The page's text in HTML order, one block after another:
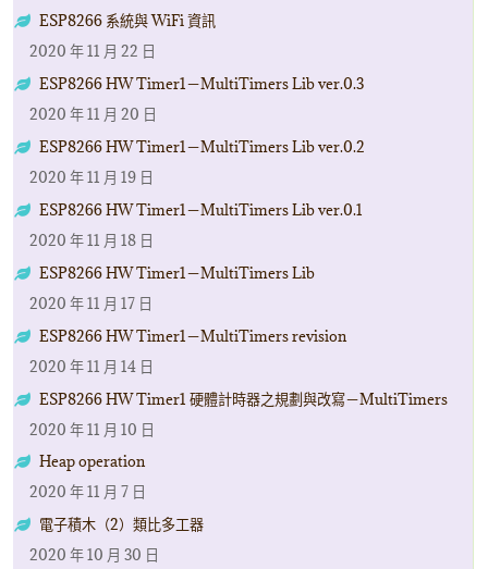
ESP8266 系統與 WiFi 資訊
2020 年 11 月 22 日
ESP8266 HW Timer1－MultiTimers Lib ver.0.3
2020 年 11 月 20 日
ESP8266 HW Timer1－MultiTimers Lib ver.0.2
2020 年 11 月 19 日
ESP8266 HW Timer1－MultiTimers Lib ver.0.1
2020 年 11 月 18 日
ESP8266 HW Timer1－MultiTimers Lib
2020 年 11 月 17 日
ESP8266 HW Timer1－MultiTimers revision
2020 年 11 月 14 日
ESP8266 HW Timer1 硬體計時器之規劃與改寫－MultiTimers
2020 年 11 月 10 日
Heap operation
2020 年 11 月 7 日
電子積木（2）類比多工器
2020 年 10 月 30 日